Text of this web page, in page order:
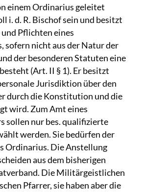
einem Ordinarius geleitet
i. d. R. Bischof sein und besitzt
Pflichten eines
sofern nicht aus der Natur der
der besonderen Statuten eine
(Art. II § 1). Er besitzt
Jurisdiktion über den
durch die Konstitution und die
wird. Zum Amt eines
sollen nur bes. qualifizierte
werden. Sie bedürfen der
Ordinarius. Die Anstellung
aus dem bisherigen
Die Militärgeistlichen
Pfarrer, sie haben aber die